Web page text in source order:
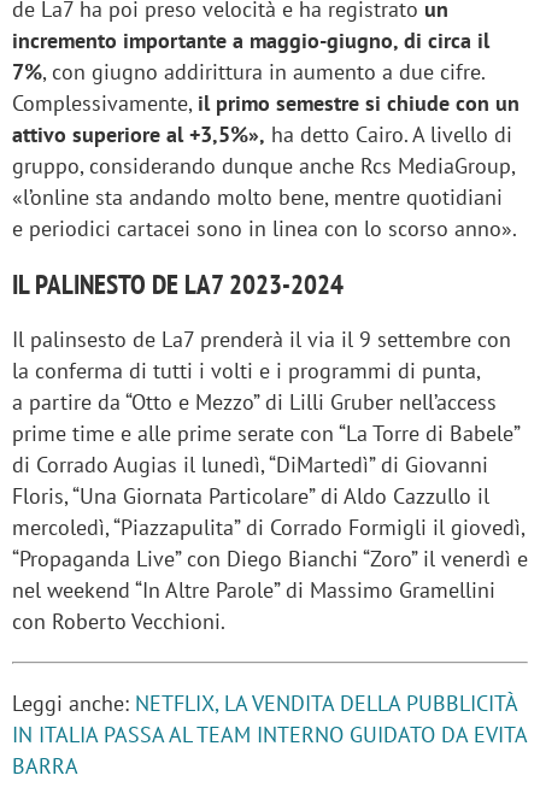
de La7 ha poi preso velocità e ha registrato un
incremento importante a maggio-giugno, di circa il
7%, con giugno addirittura in aumento a due cifre.
Complessivamente, il primo semestre si chiude con un
attivo superiore al +3,5%», ha detto Cairo. A livello di
gruppo, considerando dunque anche Rcs MediaGroup,
«l’online sta andando molto bene, mentre quotidiani
e periodici cartacei sono in linea con lo scorso anno».
IL PALINESTO DE LA7 2023-2024
Il palinsesto de La7 prenderà il via il 9 settembre con
la conferma di tutti i volti e i programmi di punta,
a partire da “Otto e Mezzo” di Lilli Gruber nell’access
prime time e alle prime serate con “La Torre di Babele”
di Corrado Augias il lunedì, “DiMartedì” di Giovanni
Floris, “Una Giornata Particolare” di Aldo Cazzullo il
mercoledì, “Piazzapulita” di Corrado Formigli il giovedì,
“Propaganda Live” con Diego Bianchi “Zoro” il venerdì e
nel weekend “In Altre Parole” di Massimo Gramellini
con Roberto Vecchioni.
Leggi anche: NETFLIX, LA VENDITA DELLA PUBBLICITÀ
IN ITALIA PASSA AL TEAM INTERNO GUIDATO DA EVITA
BARRA